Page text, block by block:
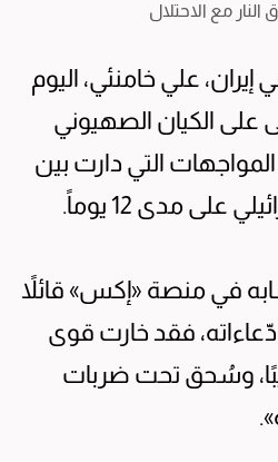
مع الاحتلال
علي خامنئي، اليوم
على الكيان الصهيوني
التي دارت بين
على مدى 12 يوماً.
في منصة «إكس» قائلاً
فقد خارت قوى
وسُحق تحت ضربات